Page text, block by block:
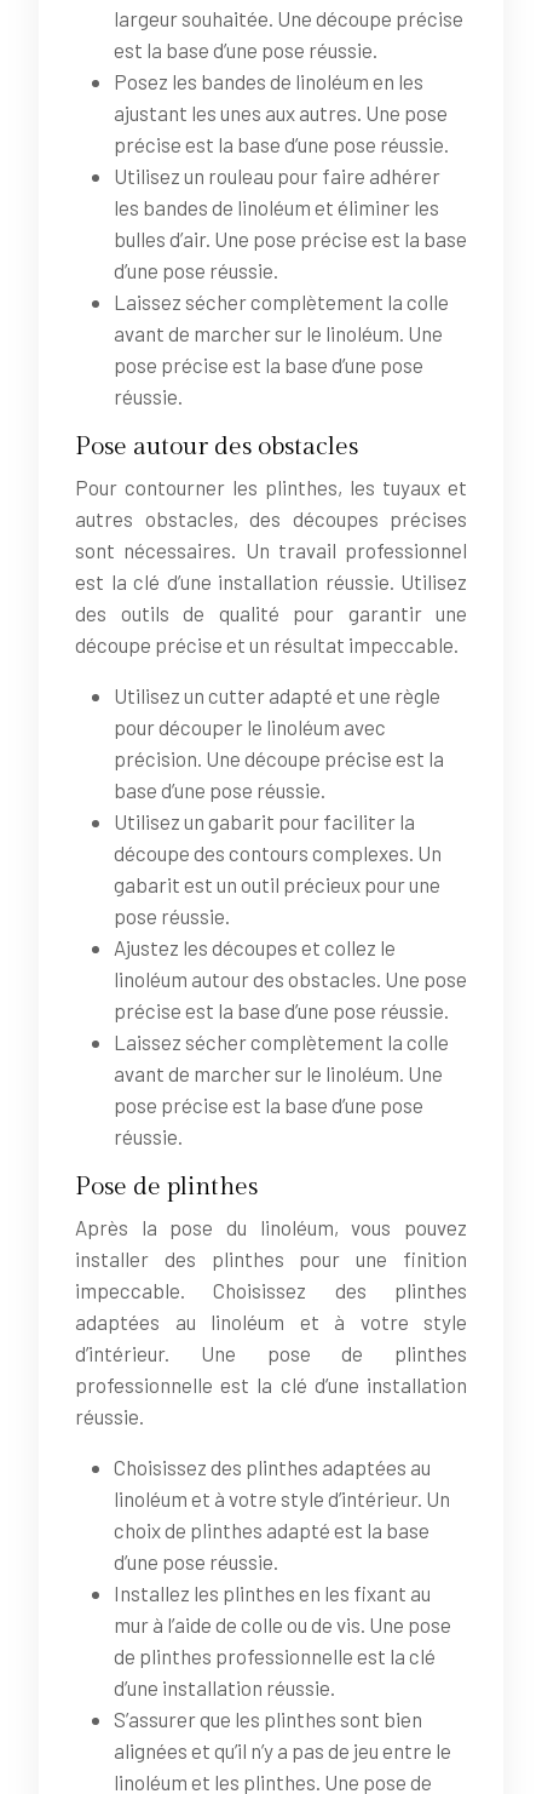
largeur souhaitée. Une découpe précise
est la base d’une pose réussie.
Posez les bandes de linoléum en les
ajustant les unes aux autres. Une pose
précise est la base d’une pose réussie.
Utilisez un rouleau pour faire adhérer
les bandes de linoléum et éliminer les
bulles d’air. Une pose précise est la base
d’une pose réussie.
Laissez sécher complètement la colle
avant de marcher sur le linoléum. Une
pose précise est la base d’une pose
réussie.
Pose autour des obstacles
Pour contourner les plinthes, les tuyaux et
autres obstacles, des découpes précises
sont nécessaires. Un travail professionnel
est la clé d’une installation réussie. Utilisez
des outils de qualité pour garantir une
découpe précise et un résultat impeccable.
Utilisez un cutter adapté et une règle
pour découper le linoléum avec
précision. Une découpe précise est la
base d’une pose réussie.
Utilisez un gabarit pour faciliter la
découpe des contours complexes. Un
gabarit est un outil précieux pour une
pose réussie.
Ajustez les découpes et collez le
linoléum autour des obstacles. Une pose
précise est la base d’une pose réussie.
Laissez sécher complètement la colle
avant de marcher sur le linoléum. Une
pose précise est la base d’une pose
réussie.
Pose de plinthes
Après la pose du linoléum, vous pouvez
installer des plinthes pour une finition
impeccable. Choisissez des plinthes
adaptées au linoléum et à votre style
d’intérieur. Une pose de plinthes
professionnelle est la clé d’une installation
réussie.
Choisissez des plinthes adaptées au
linoléum et à votre style d’intérieur. Un
choix de plinthes adapté est la base
d’une pose réussie.
Installez les plinthes en les fixant au
mur à l’aide de colle ou de vis. Une pose
de plinthes professionnelle est la clé
d’une installation réussie.
S’assurer que les plinthes sont bien
alignées et qu’il n’y a pas de jeu entre le
linoléum et les plinthes. Une pose de